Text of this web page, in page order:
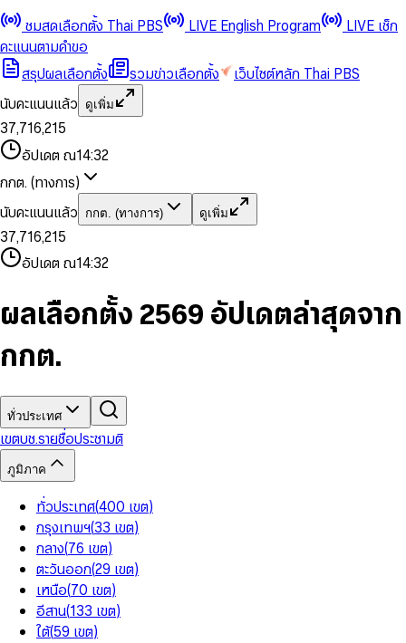
ชมสดเลือกตั้ง Thai PBS LIVE English Program
LIVE เช็ก
คะแนนตามคำขอ
สรุปผลเลือกตั้ง
รวมข่าวเลือกตั้ง
เว็บไซต์หลัก Thai PBS
นับคะแนนแล้ว
ดูเพิ่ม
0
1
2
3
4
5
6
8
9
0
1
2
3
4
5
6
7
8
9
,
0
1
2
4
6
7
8
9
0
1
2
3
4
5
6
7
8
9
0
1
3
5
6
7
8
9
,
1
2
4
5
7
8
9
0
1
3
4
6
7
8
9
0
2
3
4
5
7
8
อัปเดต ณ14:32
กกต. (ทางการ)
นับคะแนนแล้ว
กกต. (ทางการ) ดูเพิ่ม
0
1
2
3
4
5
7
8
0
1
2
4
5
6
7
8
9
,
0
1
2
4
6
7
8
9
0
1
2
3
5
6
8
9
0
1
3
5
6
7
8
,
1
2
4
6
7
9
0
1
3
5
6
8
9
0
2
3
4
5
7
9
อัปเดต ณ14:32
ผลเลือกตั้ง 2569 อัปเดตล่าสุดจาก
กกต.
ทั่วประเทศ
เขตบช.รายชื่อประชามติ
ภูมิภาค
ทั่วประเทศ(400 เขต)
กรุงเทพฯ(33 เขต)
กลาง(76 เขต)
ตะวันออก(29 เขต)
เหนือ(70 เขต)
อีสาน(133 เขต)
ใต้(59 เขต)